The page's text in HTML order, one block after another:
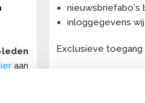
leden
aan
nieuwsbriefabo's
inloggegevens
Exclusieve toegang